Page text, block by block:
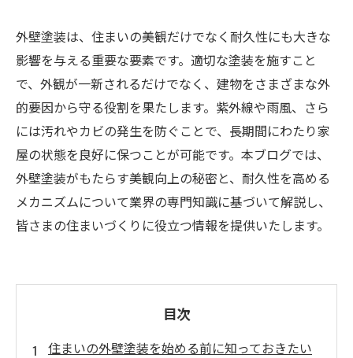
外壁塗装は、住まいの美観だけでなく耐久性にも大きな
影響を与える重要な要素です。適切な塗装を施すこと
で、外観が一新されるだけでなく、建物をさまざまな外
的要因から守る役割を果たします。紫外線や雨風、さら
には汚れやカビの発生を防ぐことで、長期間にわたり家
屋の状態を良好に保つことが可能です。本ブログでは、
外壁塗装がもたらす美観向上の秘密と、耐久性を高める
メカニズムについて業界の専門知識に基づいて解説し、
皆さまの住まいづくりに役立つ情報を提供いたします。
目次
住まいの外壁塗装を始める前に知っておきたい